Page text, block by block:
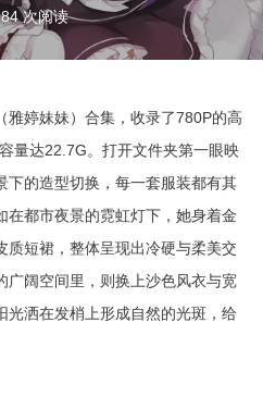
84 次阅读
雅婷妹妹）合集，收录了780P的高
量达22.7G。打开文件夹第一眼映
下的造型切换，每一套服装都有其
在都市夜景的霓虹灯下，她身着金
质短裙，整体呈现出冷硬与柔美交
广阔空间里，则换上沙色风衣与宽
光洒在发梢上形成自然的光斑，给